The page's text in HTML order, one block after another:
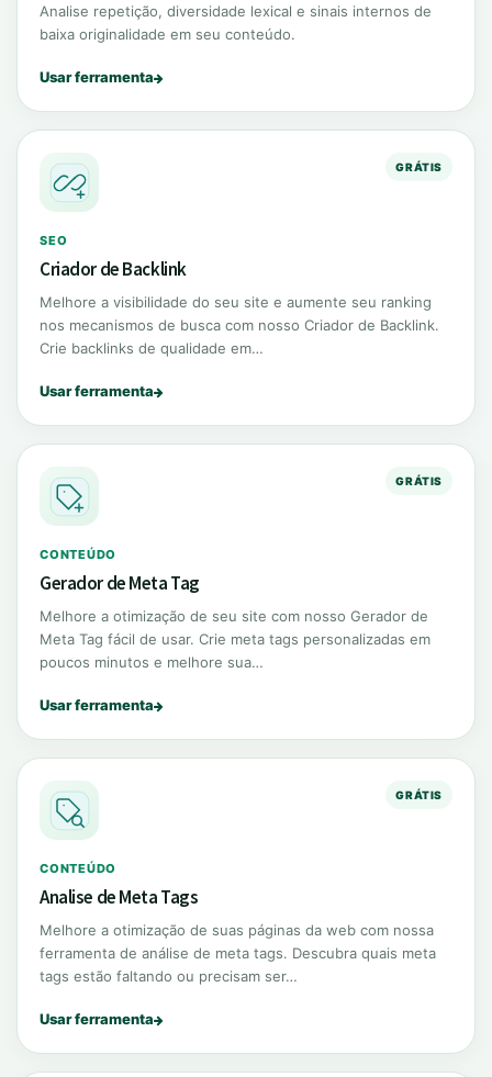
Analise repetição, diversidade lexical e sinais internos de
baixa originalidade em seu conteúdo.
Usar ferramenta
GRÁTIS
SEO
Criador de Backlink
Melhore a visibilidade do seu site e aumente seu ranking
nos mecanismos de busca com nosso Criador de Backlink.
Crie backlinks de qualidade em…
Usar ferramenta
GRÁTIS
CONTEÚDO
Gerador de Meta Tag
Melhore a otimização de seu site com nosso Gerador de
Meta Tag fácil de usar. Crie meta tags personalizadas em
poucos minutos e melhore sua…
Usar ferramenta
GRÁTIS
CONTEÚDO
Analise de Meta Tags
Melhore a otimização de suas páginas da web com nossa
ferramenta de análise de meta tags. Descubra quais meta
tags estão faltando ou precisam ser…
Usar ferramenta